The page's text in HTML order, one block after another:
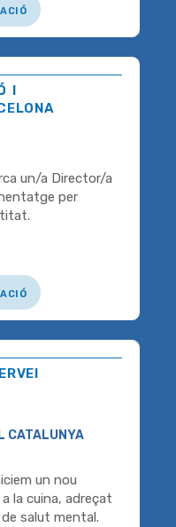
i
un/a Director/a
per
CATALUNYA
un nou
la cuina, adreçat
salut mental.